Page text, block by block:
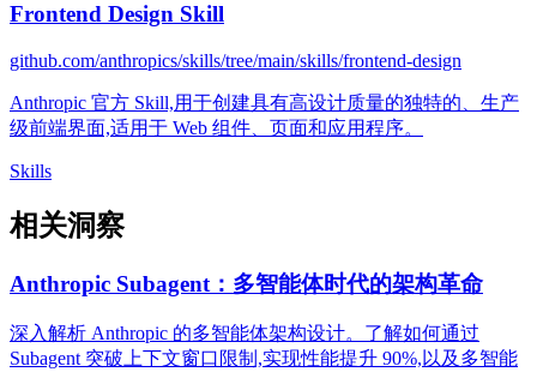
Frontend Design Skill
github.com/anthropics/skills/tree/main/skills/frontend-design
Anthropic 官方 Skill,用于创建具有高设计质量的独特的、生产
级前端界面,适用于 Web 组件、页面和应用程序。
Skills
相关洞察
Anthropic Subagent：多智能体时代的架构革命
深入解析 Anthropic 的多智能体架构设计。了解如何通过
Subagent 突破上下文窗口限制,实现性能提升 90%,以及多智能